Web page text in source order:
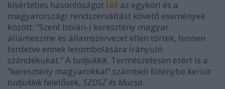
kísérteties hasonlóságot lát az egykori és a
magyarországi rendszerváltást követő események
között: “Szent István-i keresztény magyar
állameszme és államszervezet ellen törtek, fennen
hirdetve ennek lerombolására irányuló
szándékukat.”A tudjukkik. Természetesen ezért is a
“keresztény magyarokkal” számbeli fölénybe került
tudjukkikfelelősek, SZDSZ és Mucsa.